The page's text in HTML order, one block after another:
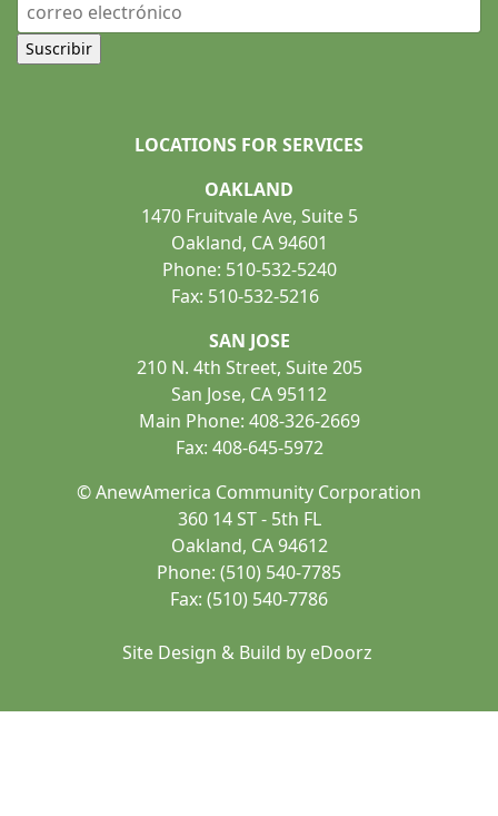
LOCATIONS FOR SERVICES
OAKLAND
1470 Fruitvale Ave, Suite 5
Oakland, CA 94601
Phone: 510-532-5240
Fax: 510-532-5216
SAN JOSE
210 N. 4th Street, Suite 205
San Jose, CA 95112
Main Phone: 408-326-2669
Fax: 408-645-5972
© AnewAmerica Community Corporation
360 14 ST - 5th FL
Oakland, CA 94612
Phone: (510) 540-7785
Fax: (510) 540-7786
Site Design & Build by eDoorz